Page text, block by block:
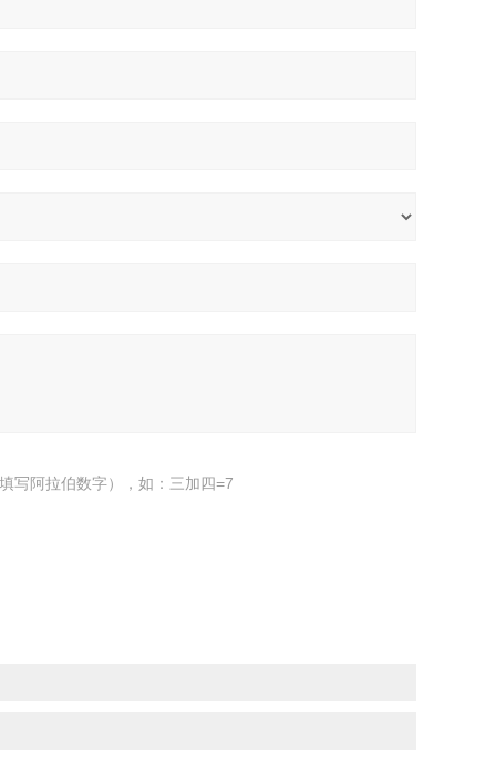
写阿拉伯数字），如：三加四=7